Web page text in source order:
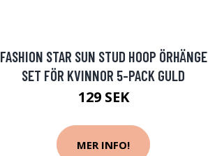
FASHION STAR SUN STUD HOOP ÖRHÄNGE
SET FÖR KVINNOR 5-PACK GULD
129 SEK
MER INFO!